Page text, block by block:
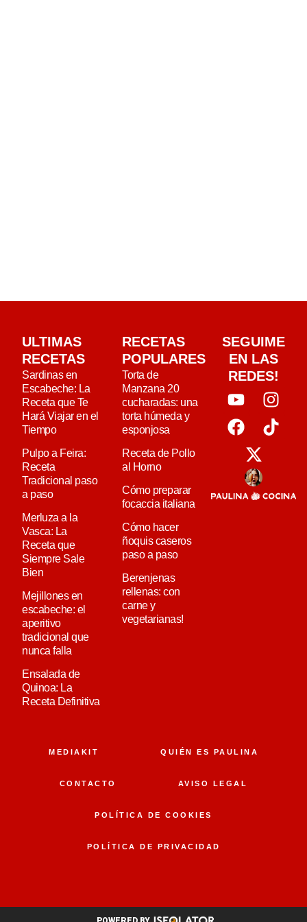
ULTIMAS
RECETAS
Sardinas en
Escabeche: La
Receta que Te
Hará Viajar en el
Tiempo
Pulpo a Feira:
Receta
Tradicional paso
a paso
Merluza a la
Vasca: La
Receta que
Siempre Sale
Bien
Mejillones en
escabeche: el
aperitivo
tradicional que
nunca falla
Ensalada de
Quinoa: La
Receta Definitiva
RECETAS
POPULARES
Torta de
Manzana 20
cucharadas: una
torta húmeda y
esponjosa
Receta de Pollo
al Horno
Cómo preparar
focaccia italiana
Cómo hacer
ñoquis caseros
paso a paso
Berenjenas
rellenas: con
carne y
vegetarianas!
SEGUIME
EN LAS
REDES!
MEDIAKIT QUIÉN ES PAULINA
CONTACTO AVISO LEGAL
POLÍTICA DE COOKIES
POLÍTICA DE PRIVACIDAD